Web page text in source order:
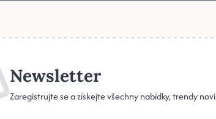
Newsletter
Zaregistrujte se a získejte všechny nabídky, trendy